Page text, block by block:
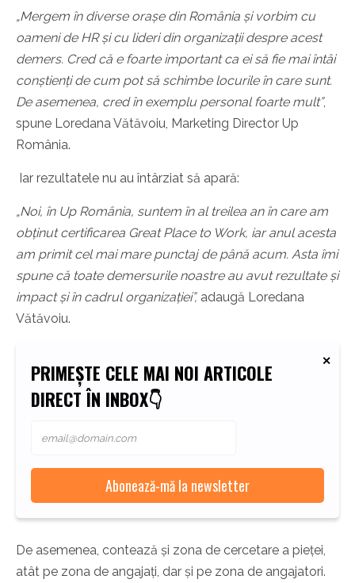
„Mergem în diverse orașe din România și vorbim cu
oameni de HR și cu lideri din organizații despre acest
demers. Cred că e foarte important ca ei să fie mai întâi
conștienți de cum pot să schimbe locurile în care sunt.
De asemenea, cred în exemplu personal foarte mult”,
spune Loredana Vătăvoiu, Marketing Director Up
România.
Iar rezultatele nu au întârziat să apară:
„Noi, în Up România, suntem în al treilea an în care am
obținut certificarea Great Place to Work, iar anul acesta
am primit cel mai mare punctaj de până acum. Asta îmi
spune că toate demersurile noastre au avut rezultate și
impact și în cadrul organizației”, adaugă Loredana
Vătăvoiu.
PRIMEȘTE CELE MAI NOI ARTICOLE
DIRECT ÎN INBOX👇
De asemenea, contează și zona de cercetare a pieței,
atât pe zona de angajați, dar și pe zona de angajatori.